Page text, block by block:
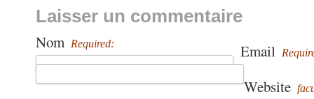
Laisser un commentaire
Nom Required: Email
Website